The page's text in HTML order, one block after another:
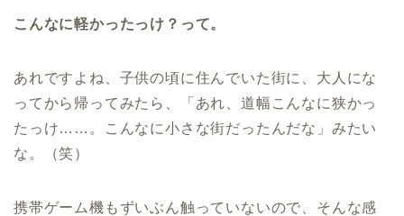
こんなに軽かったっけ？って。
あれですよね、子供の頃に住んでいた街に、大人にな
ってから帰ってみたら、「あれ、道幅こんなに狭かっ
たっけ……。こんなに小さな街だったんだな」みたい
な。（笑）
携帯ゲーム機もずいぶん触っていないので、そんな感